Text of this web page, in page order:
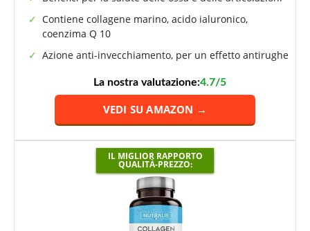
Contiene collagene marino, acido ialuronico,
coenzima Q 10
Azione anti-invecchiamento, per un effetto antirughe
La nostra valutazione:4.7/5
VEDI SU AMAZON →
IL MIGLIOR RAPPORTO
QUALITÀ-PREZZO: